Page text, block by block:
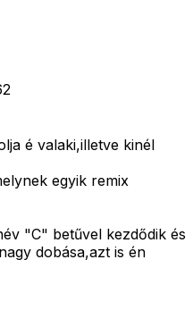
é valaki,illetve kinél
egyik remix
"C" betűvel kezdődik és
dobása,azt is én